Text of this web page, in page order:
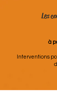
Les
à
Interventions